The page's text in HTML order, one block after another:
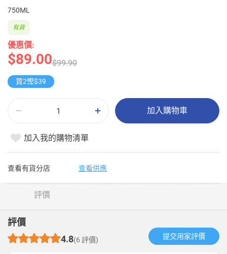
750ML
優惠價:
$89.00$99.90
有貨
買2慳$39
加入購物車
加入我的購物清單
查看有貨分店 查看供應
評價
評價
4.8(6 評價) 提交用家評價​